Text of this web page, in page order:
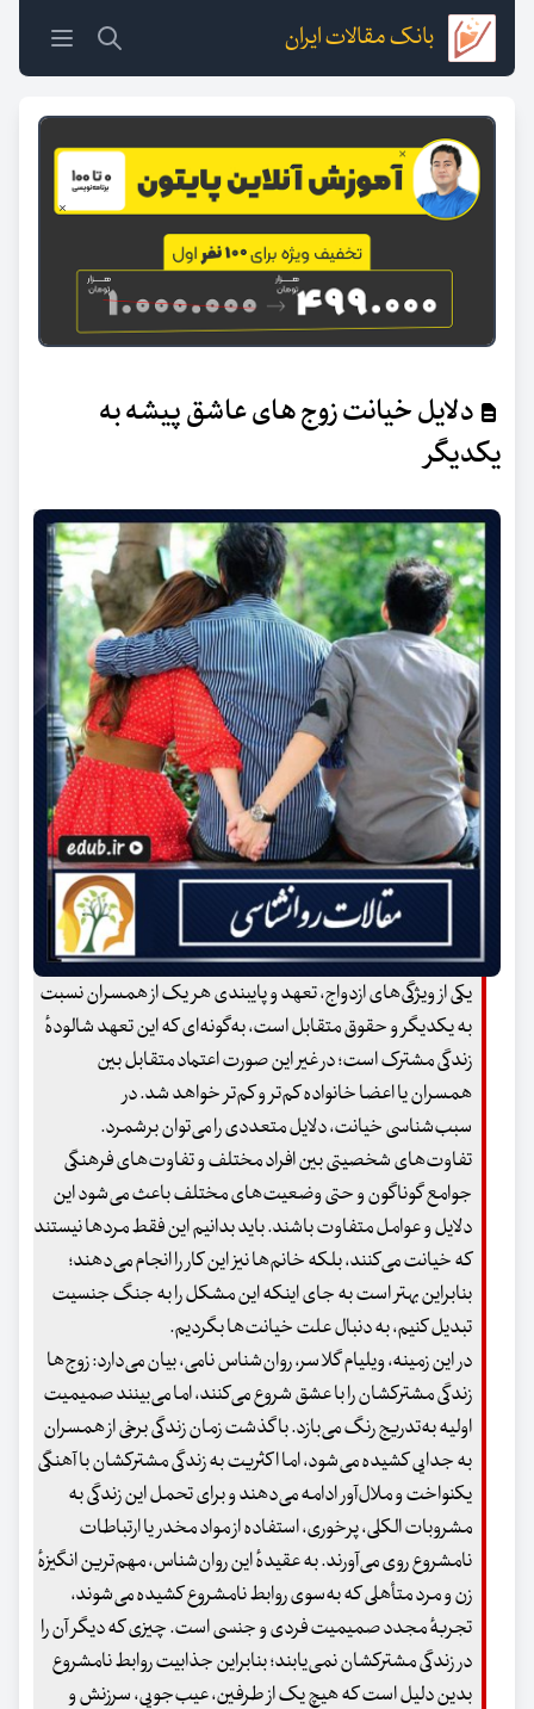
بانک مقالات ایران
دلایل خیانت زوج های عاشق پیشه به
یکدیگر
یکی از ویژگی‌های ازدواج، تعهد و پایبندی هر یک از همسران نسبت
به یکدیگر و حقوق متقابل است، به‌گونه‌ای که این تعهد شالودهٔ
زندگی مشترک است؛ در غیر این صورت اعتماد متقابل بین
همسران یا اعضا خانواده کم‌تر و کم‌تر خواهد شد. در
سبب‌شناسی خیانت، دلایل متعددی را می‌توان برشمرد.
تفاوت‌های شخصیتی بین افراد مختلف و تفاوت‌های فرهنگی
جوامع گوناگون و حتی وضعیت‌های مختلف باعث می‌شود این
دلایل و عوامل متفاوت باشند. باید بدانیم این فقط مردها نیستند
که خیانت می‌کنند، بلکه خانم‌ها نیز این کار را انجام می‌دهند؛
بنابراین بهتر است به جای اینکه این مشکل را به جنگ جنسیت
تبدیل کنیم، به دنبال علت خیانت‌ها بگردیم.
در این زمینه، ویلیام گلاسر، روان‌شناس نامی، بیان می‌دارد: زوج‌ها
زندگی مشترکشان را با عشق شروع می‌کنند، اما می‌بینند صمیمیت
اولیه به‌تدریج رنگ می‌بازد. با گذشت زمان زندگی برخی از همسران
به جدایی کشیده می‌شود، اما اکثریت به زندگی مشترکشان با آهنگی
یکنواخت و ملال‌آور ادامه می‌دهند و برای تحمل این زندگی به
مشروبات الکلی، پرخوری، استفاده از مواد مخدر یا ارتباطات
نامشروع روی می‌آورند. به عقیدهٔ این روان‌شناس، مهم‌ترین انگیزهٔ
زن و مرد متأهلی که به‌سوی روابط نامشروع کشیده می‌شوند،
تجربهٔ مجدد صمیمیت فردی و جنسی است. چیزی که دیگر آن را
در زندگی مشترکشان نمی‌یابند؛ بنابراین جذابیت روابط نامشروع
بدین دلیل است که هیچ یک از طرفین، عیب‌جویی، سرزنش و